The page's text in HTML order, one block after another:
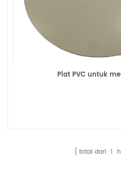
Plat PVC untuk
total dari 1